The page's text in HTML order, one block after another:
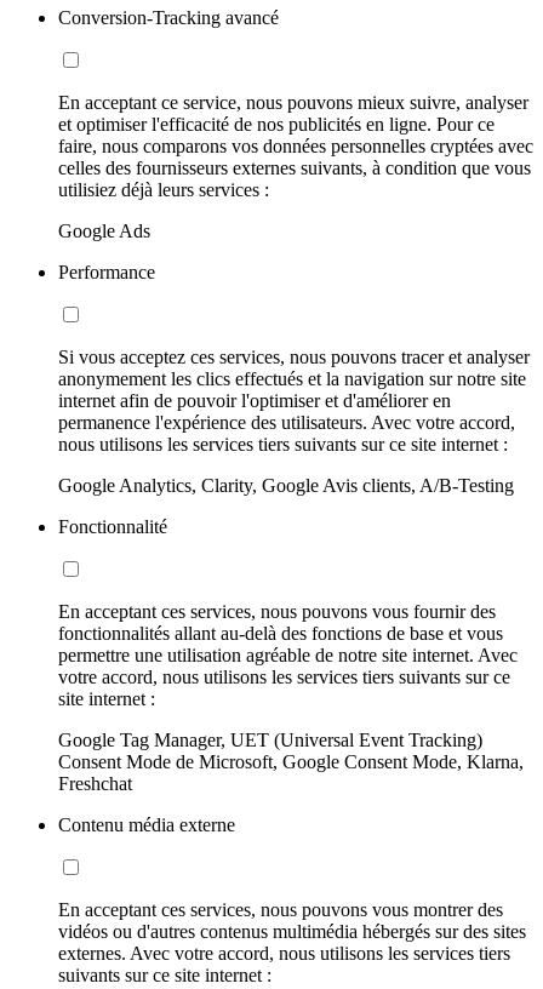
Conversion-Tracking avancé
En acceptant ce service, nous pouvons mieux suivre, analyser
et optimiser l'efficacité de nos publicités en ligne. Pour ce
faire, nous comparons vos données personnelles cryptées avec
celles des fournisseurs externes suivants, à condition que vous
utilisiez déjà leurs services :
Google Ads
Performance
Si vous acceptez ces services, nous pouvons tracer et analyser
anonymement les clics effectués et la navigation sur notre site
internet afin de pouvoir l'optimiser et d'améliorer en
permanence l'expérience des utilisateurs. Avec votre accord,
nous utilisons les services tiers suivants sur ce site internet :
Google Analytics, Clarity, Google Avis clients, A/B-Testing
Fonctionnalité
En acceptant ces services, nous pouvons vous fournir des
fonctionnalités allant au-delà des fonctions de base et vous
permettre une utilisation agréable de notre site internet. Avec
votre accord, nous utilisons les services tiers suivants sur ce
site internet :
Google Tag Manager, UET (Universal Event Tracking)
Consent Mode de Microsoft, Google Consent Mode, Klarna,
Freshchat
Contenu média externe
En acceptant ces services, nous pouvons vous montrer des
vidéos ou d'autres contenus multimédia hébergés sur des sites
externes. Avec votre accord, nous utilisons les services tiers
suivants sur ce site internet :